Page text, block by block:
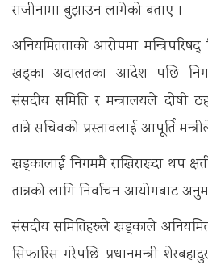
राजीनामा बुझाउन लागेको बताए ।
अनियमितताको आरोपमा मन्त्रिपरिषद्
खड्का अदालतका आदेश पछि
संसदीय समिति र मन्त्रालयले दोषी
तान्ने सचिवको प्रस्तावलाई आपूर्ति
खड्कालाई निगममै राखिराख्दा थप
तान्नको लागि निर्वाचन आयोगबाट
संसदीय समितिहरुले खड्काले
सिफारिस गरेपछि प्रधानमन्त्री